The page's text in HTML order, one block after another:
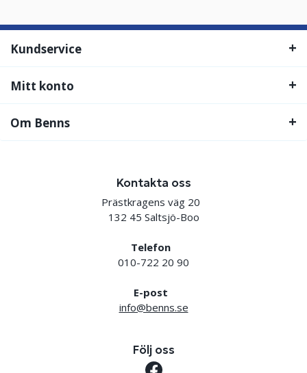
Kundservice
Mitt konto
Om Benns
Kontakta oss
Prästkragens väg 20
132 45 Saltsjö-Boo
Telefon
010-722 20 90
E-post
info@benns.se
Följ oss